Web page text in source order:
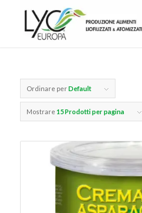
Ordinare perDefault
Mostrare 15 Prodotti per pagina